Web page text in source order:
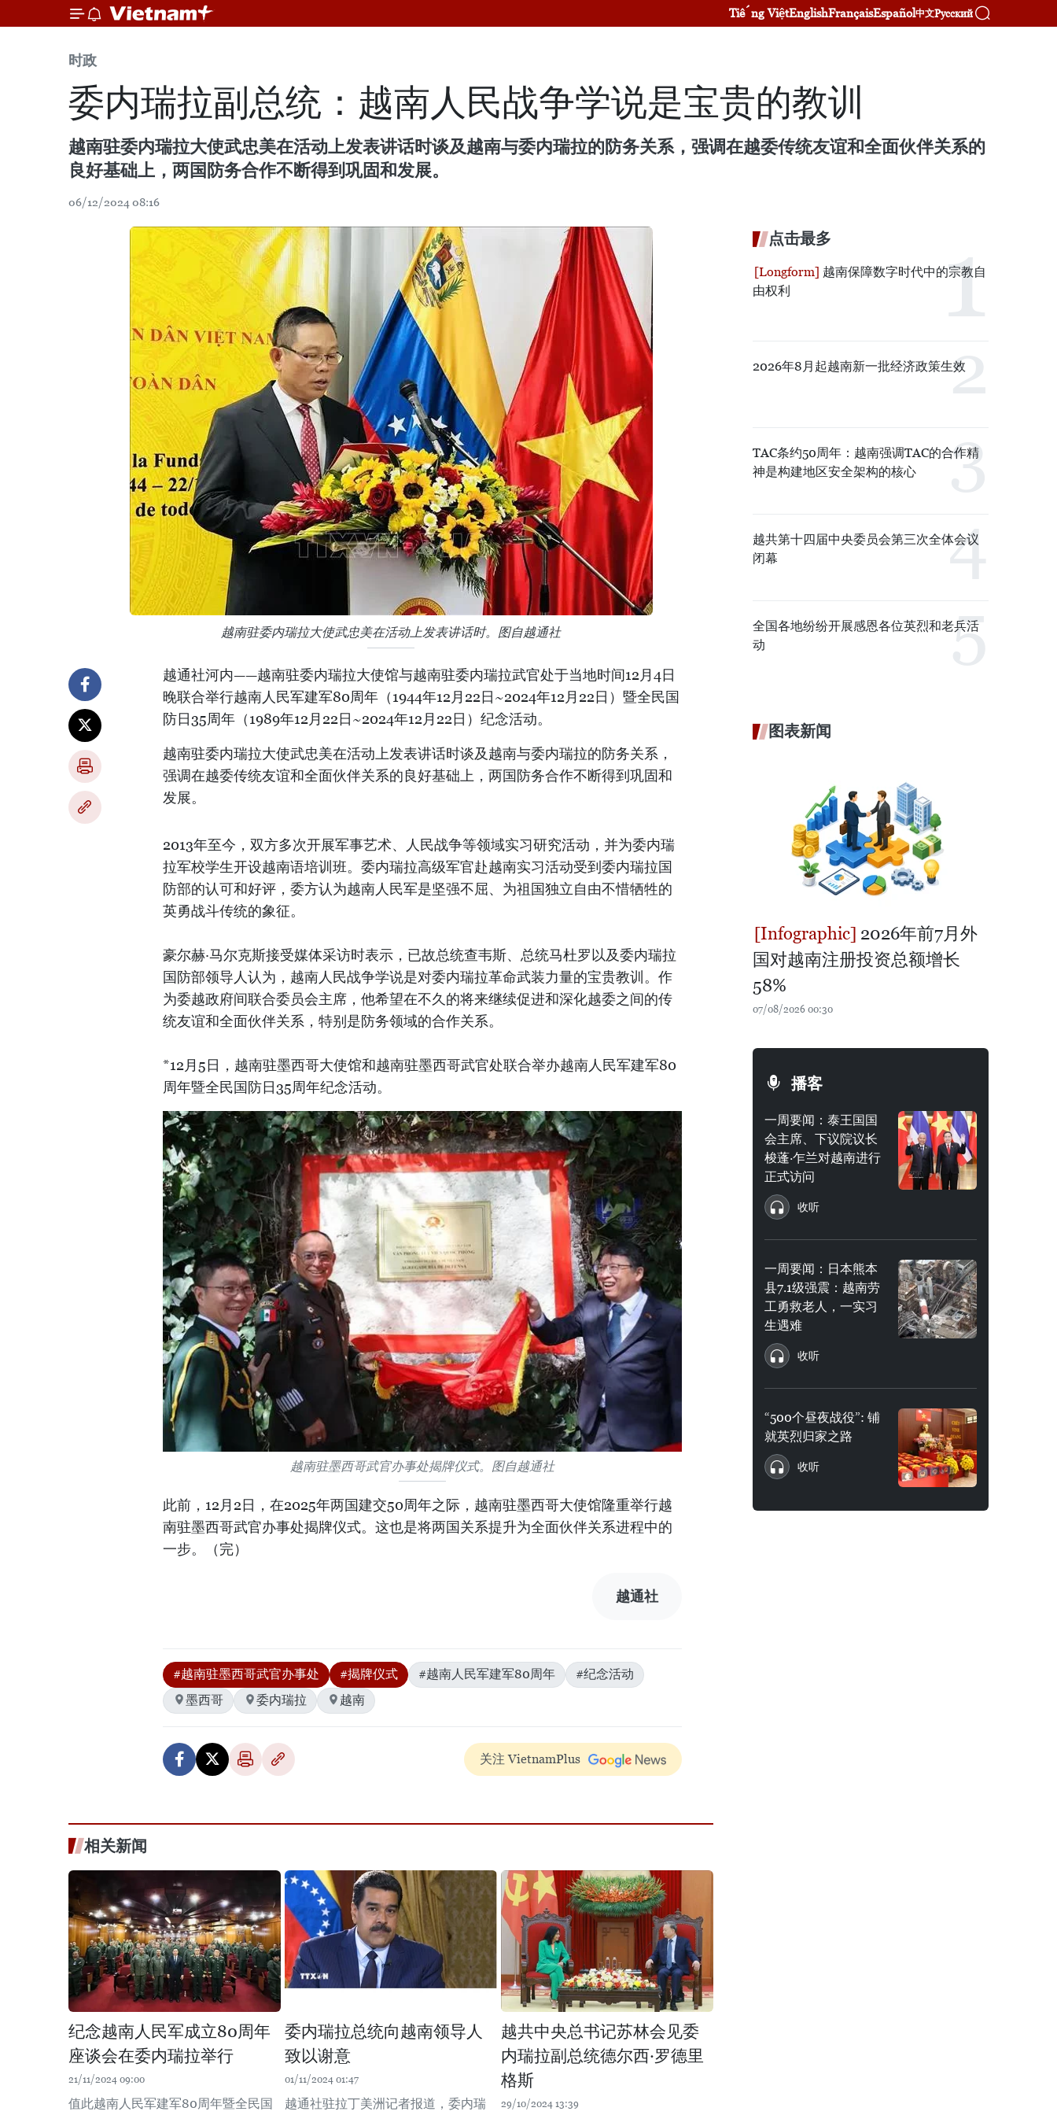
Tiếng ViệtEnglishFrançaisEspañol中文Русский
时政
委内瑞拉副总统：越南人民战争学说是宝贵的教训
越南驻委内瑞拉大使武忠美在活动上发表讲话时谈及越南与委内瑞拉的防务关系，强调在越委传统友谊和全面伙伴关系的
良好基础上，两国防务合作不断得到巩固和发展。
06/12/2024 08:16
越南驻委内瑞拉大使武忠美在活动上发表讲话时。图自越通社
越通社河内——越南驻委内瑞拉大使馆与越南驻委内瑞拉武官处于当地时间12月4日
晚联合举行越南人民军建军80周年（1944年12月22日~2024年12月22日）暨全民国
防日35周年（1989年12月22日~2024年12月22日）纪念活动。
越南驻委内瑞拉大使武忠美在活动上发表讲话时谈及越南与委内瑞拉的防务关系，
强调在越委传统友谊和全面伙伴关系的良好基础上，两国防务合作不断得到巩固和
发展。
2013年至今，双方多次开展军事艺术、人民战争等领域实习研究活动，并为委内瑞
拉军校学生开设越南语培训班。委内瑞拉高级军官赴越南实习活动受到委内瑞拉国
防部的认可和好评，委方认为越南人民军是坚强不屈、为祖国独立自由不惜牺牲的
英勇战斗传统的象征。
豪尔赫·马尔克斯接受媒体采访时表示，已故总统查韦斯、总统马杜罗以及委内瑞拉
国防部领导人认为，越南人民战争学说是对委内瑞拉革命武装力量的宝贵教训。作
为委越政府间联合委员会主席，他希望在不久的将来继续促进和深化越委之间的传
统友谊和全面伙伴关系，特别是防务领域的合作关系。
*12月5日，越南驻墨西哥大使馆和越南驻墨西哥武官处联合举办越南人民军建军80
周年暨全民国防日35周年纪念活动。
越南驻墨西哥武官办事处揭牌仪式。图自越通社
此前，12月2日，在2025年两国建交50周年之际，越南驻墨西哥大使馆隆重举行越
南驻墨西哥武官办事处揭牌仪式。这也是将两国关系提升为全面伙伴关系进程中的
一步。（完）
越通社
#越南驻墨西哥武官办事处 #揭牌仪式 #越南人民军建军80周年
#纪念活动
墨西哥
委内瑞拉 越南
关注 VietnamPlus
相关新闻
纪念越南人民军成立80周年
座谈会在委内瑞拉举行
21/11/2024 09:00
值此越南人民军建军80周年暨全民国
委内瑞拉总统向越南领导人
致以谢意
01/11/2024 01:47
越通社驻拉丁美洲记者报道，委内瑞
越共中央总书记苏林会见委
内瑞拉副总统德尔西·罗德里
格斯
29/10/2024 13:39
点击最多
越南保障数字时代中的宗教自
由权利
2026年8月起越南新一批经济政策生效
TAC条约50周年：越南强调TAC的合作精
神是构建地区安全架构的核心
越共第十四届中央委员会第三次全体会议
闭幕
全国各地纷纷开展感恩各位英烈和老兵活
动
图表新闻
2026年前7月外
国对越南注册投资总额增长
58%
07/08/2026 00:30
播客
一周要闻：泰王国国
会主席、下议院议长
梭蓬·乍兰对越南进行
正式访问
收听
一周要闻：日本熊本
县7.1级强震：越南劳
工勇救老人，一实习
生遇难
收听
“500个昼夜战役”: 铺
就英烈归家之路
收听